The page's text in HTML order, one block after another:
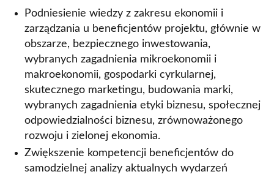
Podniesienie wiedzy z zakresu ekonomii i
zarządzania u beneficjentów projektu, głównie w
obszarze, bezpiecznego inwestowania,
wybranych zagadnienia mikroekonomii i
makroekonomii, gospodarki cyrkularnej,
skutecznego marketingu, budowania marki,
wybranych zagadnienia etyki biznesu, społecznej
odpowiedzialności biznesu, zrównoważonego
rozwoju i zielonej ekonomia.
Zwiększenie kompetencji beneficjentów do
samodzielnej analizy aktualnych wydarzeń